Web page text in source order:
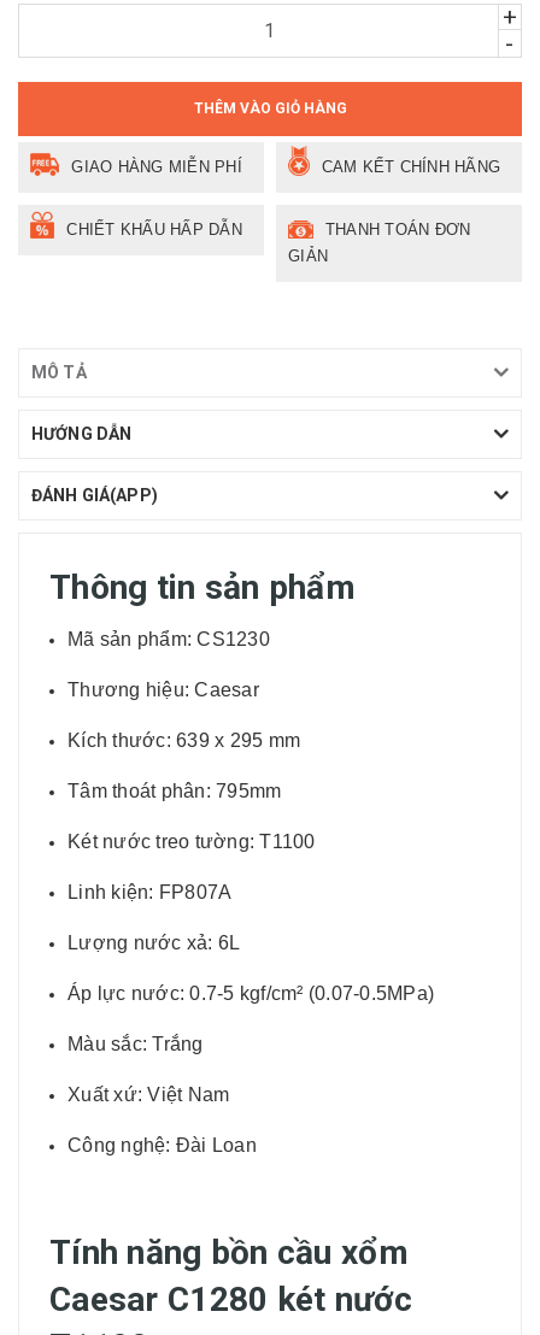
+
-
THÊM VÀO GIỎ HÀNG
GIAO HÀNG MIỄN PHÍ CAM KẾT CHÍNH HÃNG
CHIẾT KHẤU HẤP DẪN
THANH TOÁN ĐƠN
GIẢN
MÔ TẢ
HƯỚNG DẪN
ĐÁNH GIÁ(APP)
Thông tin sản phẩm
Mã sản phẩm: CS1230
Thương hiệu: Caesar
Kích thước: 639 x 295 mm
Tâm thoát phân: 795mm
Két nước treo tường: T1100
Linh kiện: FP807A
Lượng nước xả: 6L
Áp lực nước: 0.7-5 kgf/cm² (0.07-0.5MPa)
Màu sắc: Trắng
Xuất xứ: Việt Nam
Công nghệ: Đài Loan
Tính năng bồn cầu xổm
Caesar C1280 két nước